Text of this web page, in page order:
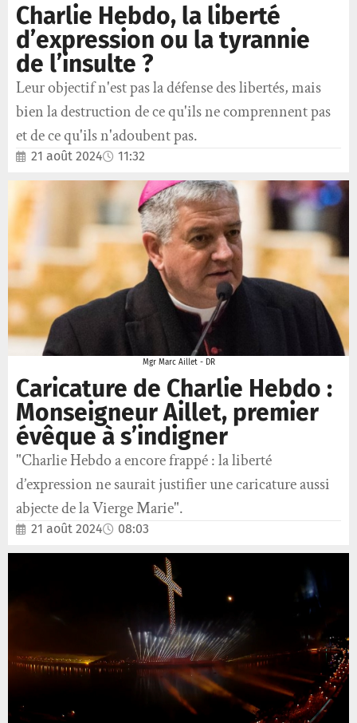
Charlie Hebdo, la liberté
d’expression ou la tyrannie
de l’insulte ?
Leur objectif n'est pas la défense des libertés, mais
bien la destruction de ce qu'ils ne comprennent pas
et de ce qu'ils n'adoubent pas.
21 août 2024 11:32
Mgr Marc Aillet - DR
Caricature de Charlie Hebdo :
Monseigneur Aillet, premier
évêque à s’indigner
"Charlie Hebdo a encore frappé : la liberté
d’expression ne saurait justifier une caricature aussi
abjecte de la Vierge Marie".
21 août 2024 08:03